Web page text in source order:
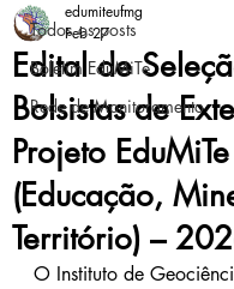
Todos os posts
Boletim EduMiTe
Rede de Monitoramento
Edital de
Bolsistas de
Projeto EduMiTe
(Educação,
Território) –
edumiteufmg
Feb 27
O Instituto de